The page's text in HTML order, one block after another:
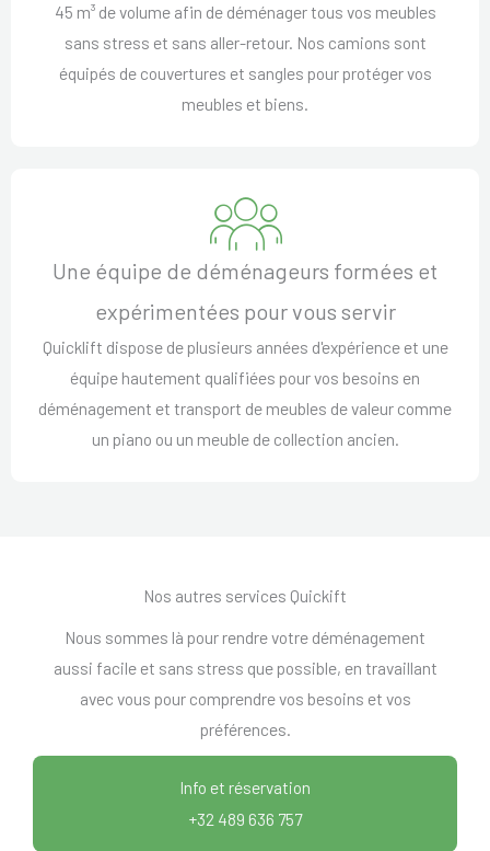
45 m³ de volume afin de déménager tous vos meubles
sans stress et sans aller-retour. Nos camions sont
équipés de couvertures et sangles pour protéger vos
meubles et biens.
Une équipe de déménageurs formées et
expérimentées pour vous servir
Quicklift dispose de plusieurs années d'expérience et une
équipe hautement qualifiées pour vos besoins en
déménagement et transport de meubles de valeur comme
un piano ou un meuble de collection ancien.
Nos autres services Quickift
Nous sommes là pour rendre votre déménagement
aussi facile et sans stress que possible, en travaillant
avec vous pour comprendre vos besoins et vos
préférences.
Info et réservation
+32 489 636 757